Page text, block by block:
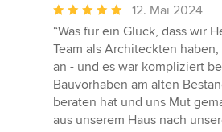
Durchschnittliche
Bewertung:
5
von
5
Sternen
12. Mai 2024
“Was für ein Glück, dass wir
Team als Architeckten
an - und es war kompliziert
Bauvorhaben am alten
beraten hat und uns Mut
aus unserem Haus nach